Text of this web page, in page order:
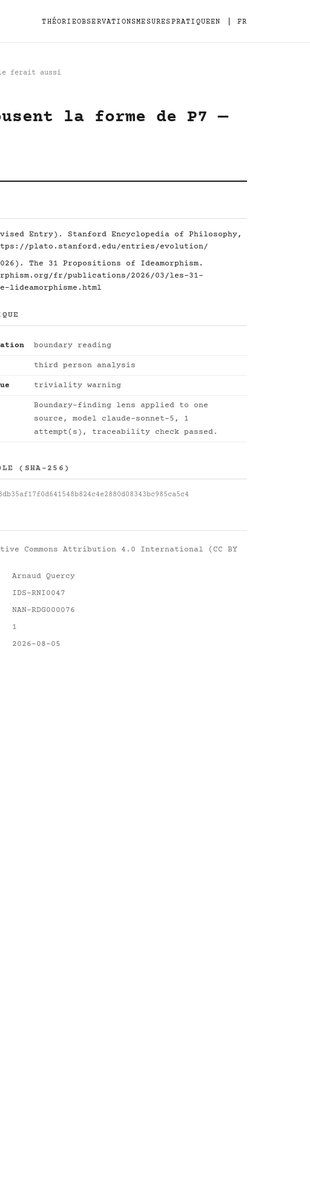
THÉORIEOBSERVATIONSMESURESPRATIQUEEN FR
le ferait aussi
la forme de P7 —
Entry). Stanford Encyclopedia of Philosophy,
plato.stanford.edu/entries/evolution/
The 31 Propositions of Ideamorphism.
fr/publications/2026/03/les-31-
lideamorphisme.html
boundary reading
third person analysis
triviality warning
Boundary-finding lens applied to one
source, model claude-sonnet-5, 1
attempt(s), traceability check passed.
(SHA-256)
Commons Attribution 4.0 International (CC BY
Arnaud Quercy
IDS-RNI0047
NAN-RDG000076
1
2026-08-05